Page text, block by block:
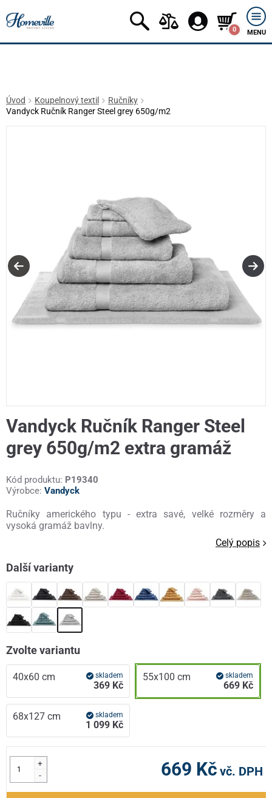
0 MENU
Úvod Koupelnový textil
Ručníky
Vandyck Ručník Ranger Steel grey 650g/m2
Vandyck Ručník Ranger Steel
grey 650g/m2 extra gramáž
Kód produktu: P19340
Výrobce: Vandyck
Ručníky amerického typu - extra savé, velké rozměry a
vysoká gramáž bavlny.
Celý popis
Další varianty
Zvolte variantu
40x60 cm skladem
369 Kč
55x100 cm skladem
669 Kč
68x127 cm skladem
1 099 Kč
+
-
669 Kč vč. DPH